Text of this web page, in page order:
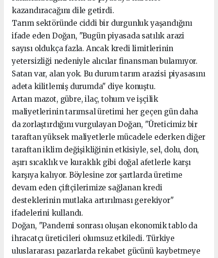
kazandıracağını dile getirdi.
Tarım sektöründe ciddi bir durgunluk yaşandığını
ifade eden Doğan, "Bugün piyasada satılık arazi
sayısı oldukça fazla. Ancak kredi limitlerinin
yetersizliği nedeniyle alıcılar finansman bulamıyor.
Satan var, alan yok. Bu durum tarım arazisi piyasasını
adeta kilitlemiş durumda" diye konuştu.
Artan mazot, gübre, ilaç, tohum ve işçilik
maliyetlerinin tarımsal üretimi her geçen gün daha
da zorlaştırdığını vurgulayan Doğan, "Üreticimiz bir
taraftan yüksek maliyetlerle mücadele ederken diğer
taraftan iklim değişikliğinin etkisiyle, sel, dolu, don,
aşırı sıcaklık ve kuraklık gibi doğal afetlerle karşı
karşıya kalıyor. Böylesine zor şartlarda üretime
devam eden çiftçilerimize sağlanan kredi
desteklerinin mutlaka artırılması gerekiyor"
ifadelerini kullandı.
Doğan, "Pandemi sonrası oluşan ekonomik tablo da
ihracatçı üreticileri olumsuz etkiledi. Türkiye
uluslararası pazarlarda rekabet gücünü kaybetmeye